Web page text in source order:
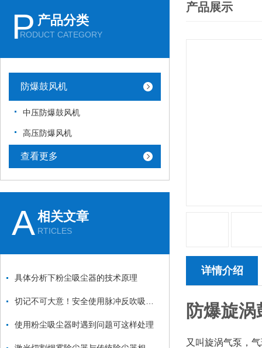
P 产品分类
RODUCT CATEGORY
防爆鼓风机
中压防爆鼓风机
高压防爆风机
查看更多
A相关文章
RTICLES
具体分析下粉尘吸尘器的技术原理
使用粉尘吸尘器时遇到问题可这样处理
产品展示
详情介绍
防爆旋涡
又叫旋涡气泵，